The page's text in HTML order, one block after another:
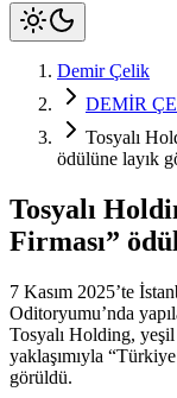
Demir Çelik
DEMİR
Tosyalı
ödülüne layık
Tosyalı
Firması”
7 Kasım 2025’te
Oditoryumu’nda
Tosyalı Holding,
yaklaşımıyla
görüldü.